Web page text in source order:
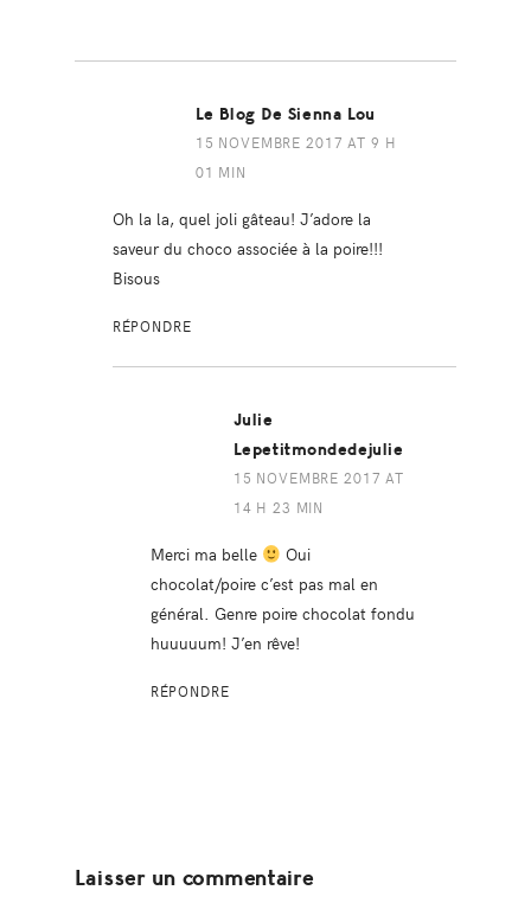
Le Blog De Sienna Lou
15 NOVEMBRE 2017 AT 9 H
01 MIN
Oh la la, quel joli gâteau! J’adore la
saveur du choco associée à la poire!!!
Bisous
RÉPONDRE
Julie
Lepetitmondedejulie
15 NOVEMBRE 2017 AT
14 H 23 MIN
Merci ma belle
Oui
chocolat/poire c’est pas mal en
général. Genre poire chocolat fondu
huuuuum! J’en rêve!
RÉPONDRE
Laisser un commentaire